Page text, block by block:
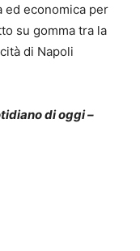
ed economica per
su gomma tra la
di Napoli
di oggi –